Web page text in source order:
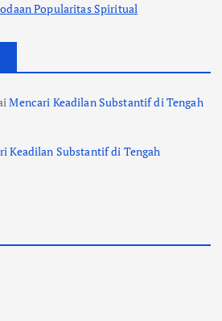
Popularitas Spiritual
Mencari Keadilan Substantif di Tengah
Keadilan Substantif di Tengah